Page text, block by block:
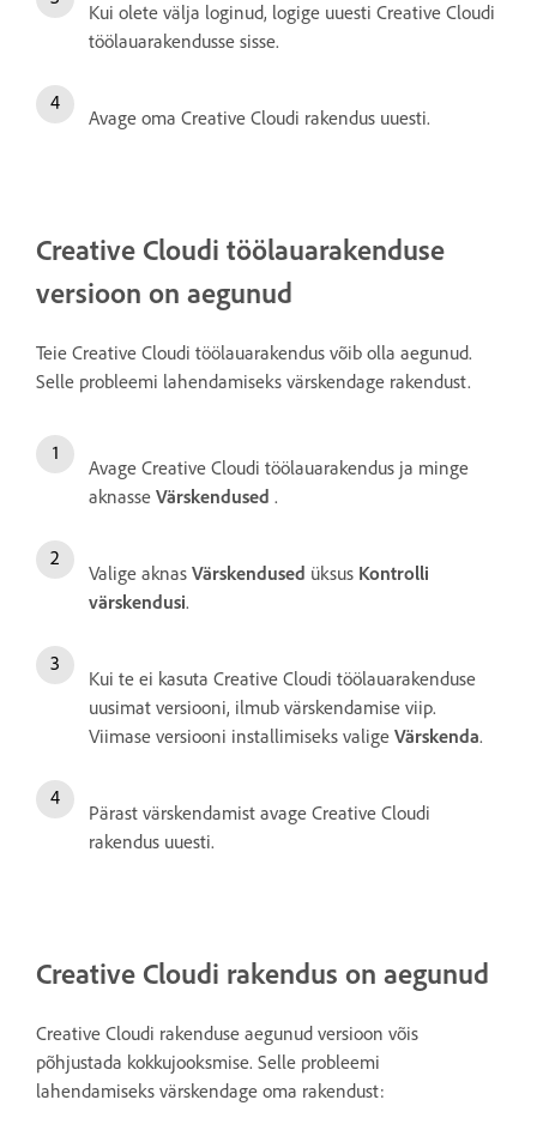
Kui olete välja loginud, logige uuesti Creative Cloudi
töölauarakendusse sisse.
Avage oma Creative Cloudi rakendus uuesti.
Creative Cloudi töölauarakenduse
versioon on aegunud
Teie Creative Cloudi töölauarakendus võib olla aegunud.
Selle probleemi lahendamiseks värskendage rakendust.
Avage Creative Cloudi töölauarakendus ja minge
aknasse Värskendused .
Valige aknas Värskendused üksus Kontrolli
värskendusi.
Kui te ei kasuta Creative Cloudi töölauarakenduse
uusimat versiooni, ilmub värskendamise viip.
Viimase versiooni installimiseks valige Värskenda.
Pärast värskendamist avage Creative Cloudi
rakendus uuesti.
Creative Cloudi rakendus on aegunud
Creative Cloudi rakenduse aegunud versioon võis
põhjustada kokkujooksmise. Selle probleemi
lahendamiseks värskendage oma rakendust: